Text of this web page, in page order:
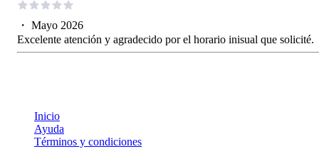
・ Mayo 2026
Excelente atención y agradecido por el horario inisual que solicité.
Inicio
Ayuda
Términos y condiciones